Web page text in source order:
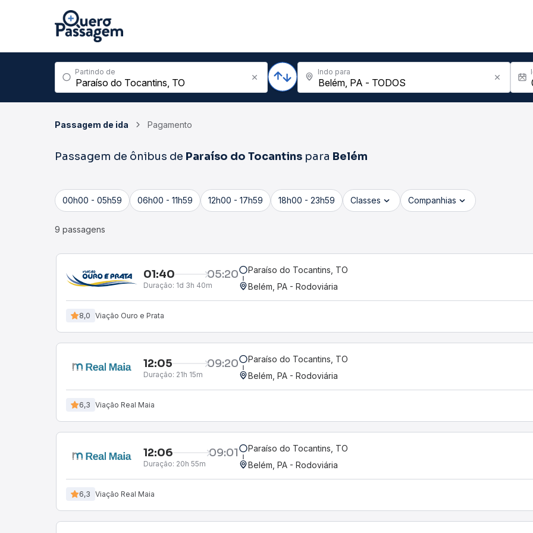
Partindo de Indo para
Passagem de ida Pagamento
Passagem de ônibus de Paraíso do Tocantins para Belém
00h00 - 05h59 06h00 - 11h59 12h00 - 17h59 18h00 - 23h59 Classes Companhias
9 passagens
01:40 05:20
Duração: 1d 3h 40m
Paraíso do Tocantins, TO
Belém, PA - Rodoviária
8,0 Viação Ouro e Prata
12:05 09:20
Duração: 21h 15m
Paraíso do Tocantins, TO
Belém, PA - Rodoviária
6,3 Viação Real Maia
12:06 09:01
Duração: 20h 55m
Paraíso do Tocantins, TO
Belém, PA - Rodoviária
6,3 Viação Real Maia